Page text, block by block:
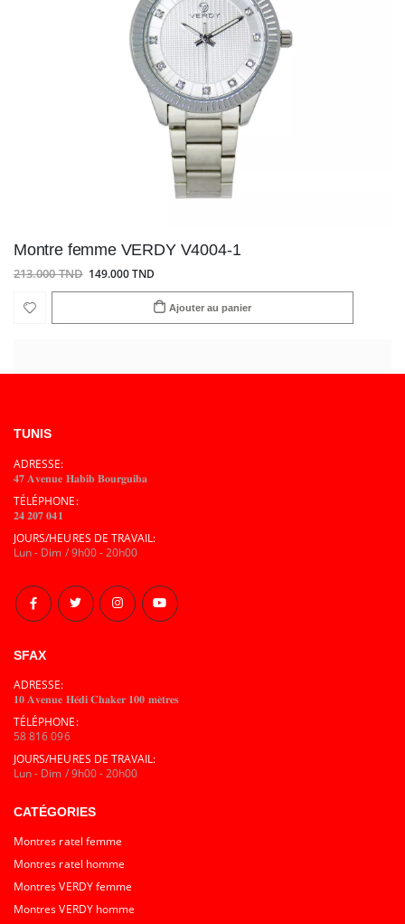
Montre femme VERDY V4004-1
213.000 TND 149.000 TND
Ajouter au panier
TUNIS
ADRESSE:
𝟒𝟕 𝐀𝐯𝐞𝐧𝐮𝐞 𝐇𝐚𝐛𝐢𝐛 𝐁𝐨𝐮𝐫𝐠𝐮𝐢𝐛𝐚
TÉLÉPHONE:
𝟐𝟒 𝟐𝟎𝟕 𝟎𝟒𝟏
JOURS/HEURES DE TRAVAIL:
Lun - Dim / 9h00 - 20h00
SFAX
ADRESSE:
𝟏𝟎 𝐀𝐯𝐞𝐧𝐮𝐞 𝐇𝐞́𝐝𝐢 𝐂𝐡𝐚𝐤𝐞𝐫 𝟏𝟎𝟎 𝐦𝐞̀𝐭𝐫𝐞𝐬
TÉLÉPHONE:
58 816 096
JOURS/HEURES DE TRAVAIL:
Lun - Dim / 9h00 - 20h00
CATÉGORIES
Montres ratel femme
Montres ratel homme
Montres VERDY femme
Montres VERDY homme